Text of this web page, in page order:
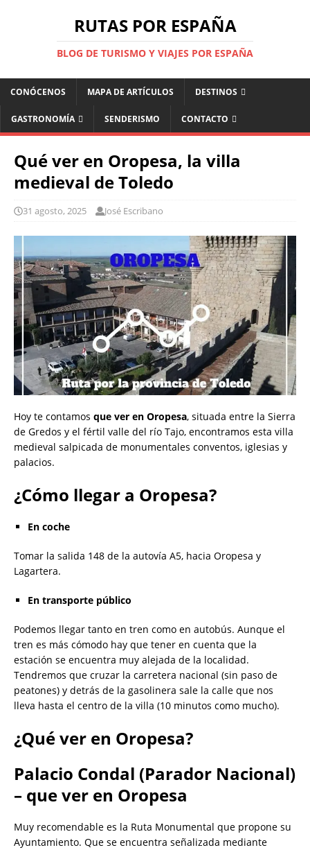
RUTAS POR ESPAÑA
BLOG DE TURISMO Y VIAJES POR ESPAÑA
CONÓCENOS MAPA DE ARTÍCULOS DESTINOS
GASTRONOMÍA SENDERISMO CONTACTO
Qué ver en Oropesa, la villa
medieval de Toledo
31 agosto, 2025 José Escribano
Hoy te contamos que ver en Oropesa, situada entre la Sierra
de Gredos y el fértil valle del río Tajo, encontramos esta villa
medieval salpicada de monumentales conventos, iglesias y
palacios.
¿Cómo llegar a Oropesa?
En coche
Tomar la salida 148 de la autovía A5, hacia Oropesa y
Lagartera.
En transporte público
Podemos llegar tanto en tren como en autobús. Aunque el
tren es más cómodo hay que tener en cuenta que la
estación se encuentra muy alejada de la localidad.
Tendremos que cruzar la carretera nacional (sin paso de
peatones) y detrás de la gasolinera sale la calle que nos
lleva hasta el centro de la villa (10 minutos como mucho).
¿Qué ver en Oropesa?
Palacio Condal (Parador Nacional)
– que ver en Oropesa
Muy recomendable es la Ruta Monumental que propone su
Ayuntamiento. Que se encuentra señalizada mediante